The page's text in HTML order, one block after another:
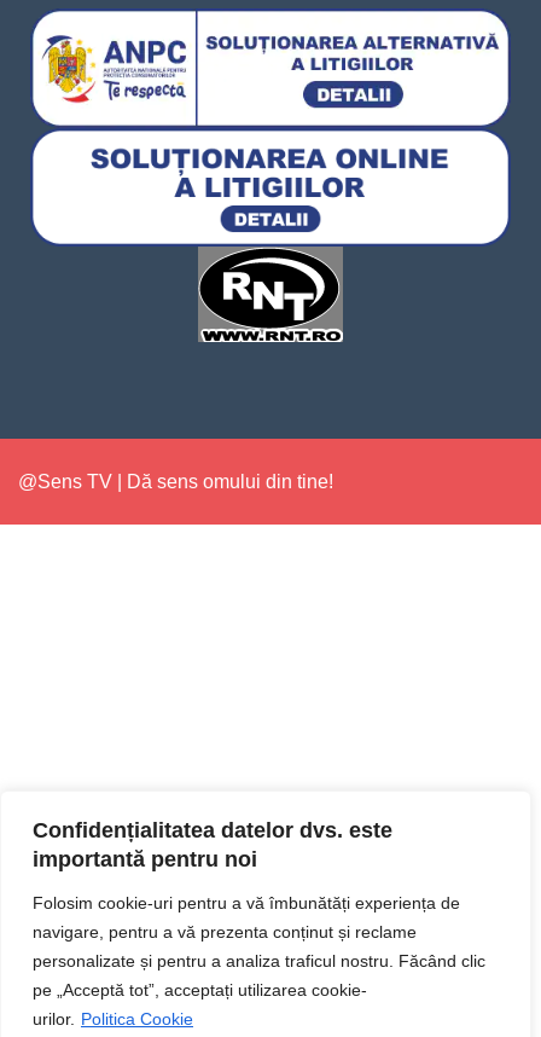
Confidențialitatea datelor dvs. este
importantă pentru noi
Folosim cookie-uri pentru a vă îmbunătăți experiența de
navigare, pentru a vă prezenta conținut și reclame
personalizate și pentru a analiza traficul nostru. Făcând clic
pe „Acceptă tot”, acceptați utilizarea cookie-
urilor. Politica Cookie
@Sens TV | Dă sens omului din tine!